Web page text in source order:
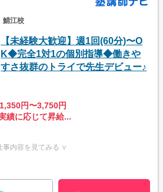
鯖江校
【未経験大歓迎】週1回(60分)〜O
K◆完全1対1の個別指導◆働きや
すさ抜群のトライで先生デビュー♪
円〜3,750円
績に応じて昇給...
事内容を見てみる ∨